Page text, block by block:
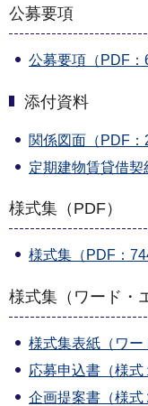
公募要項
公募要項（PDF：
添付資料
関係図面（PDF：
定期建物賃貸借契
様式集（PDF）
様式集（PDF：
様式集（ワード・
様式集表紙（ワー
応募申込書（様式
企画提案書（様式